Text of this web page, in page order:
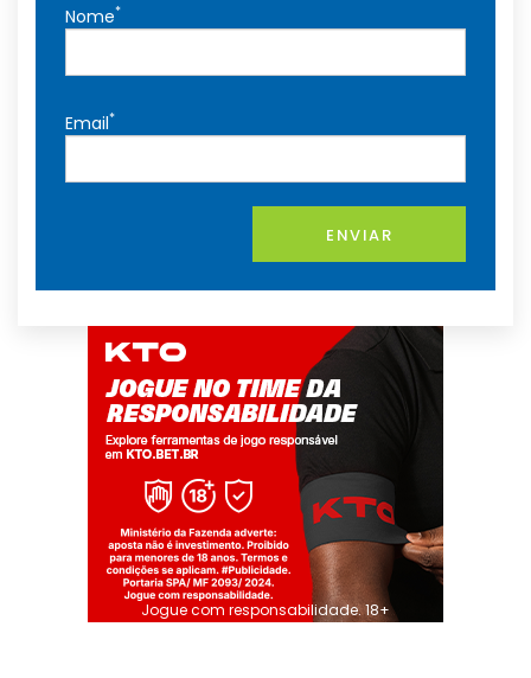
Nome*
Email*
ENVIAR
Jogue com responsabilidade. 18+